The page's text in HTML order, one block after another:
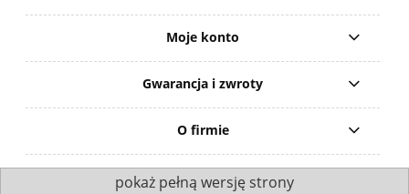
Moje konto
Gwarancja i zwroty
O firmie
pokaż pełną wersję strony